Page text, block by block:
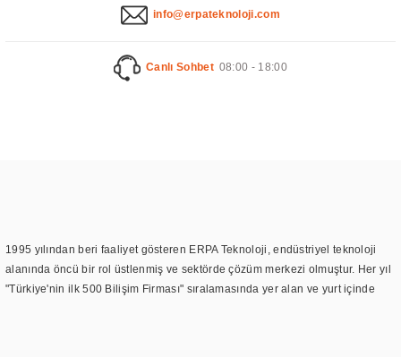
info@erpateknoloji.com
Canlı Sohbet 08:00 - 18:00
1995 yılından beri faaliyet gösteren ERPA Teknoloji, endüstriyel teknoloji
alanında öncü bir rol üstlenmiş ve sektörde çözüm merkezi olmuştur. Her yıl
"Türkiye'nin ilk 500 Bilişim Firması" sıralamasında yer alan ve yurt içinde